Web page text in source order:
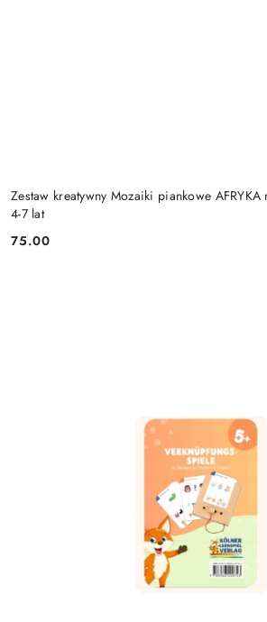
Zestaw kreatywny Mozaiki piankowe
4-7 lat
Cena:
75.00